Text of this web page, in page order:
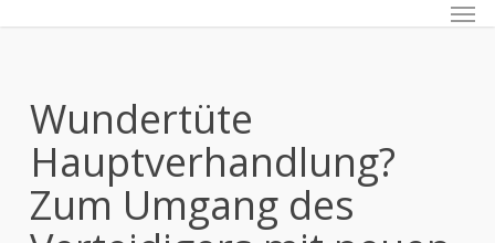
Wundertüte
Hauptverhandlung?
Zum Umgang des